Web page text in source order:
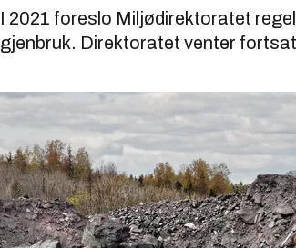
I 2021 foreslo Miljødirektoratet
gjenbruk. Direktoratet venter